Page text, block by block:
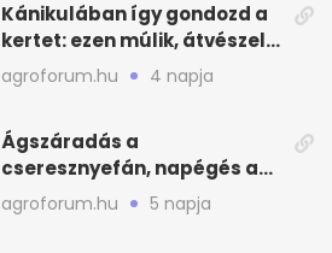
Kánikulában így gondozd a
kertet: ezen múlik, átvészeli-
e a hőséget
agroforum.hu 4 napja
Ágszáradás a
cseresznyefán, napégés a
kajszin: mit tehetsz most?
agroforum.hu 5 napja